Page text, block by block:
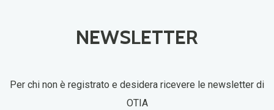
NEWSLETTER
Per chi non è registrato e desidera ricevere le newsletter di
OTIA